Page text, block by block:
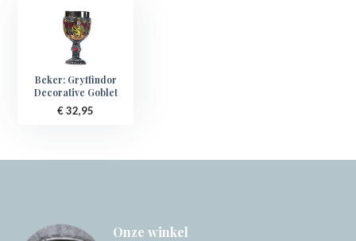
Beker: Gryffindor
Decorative Goblet
€ 32,95
Onze winkel